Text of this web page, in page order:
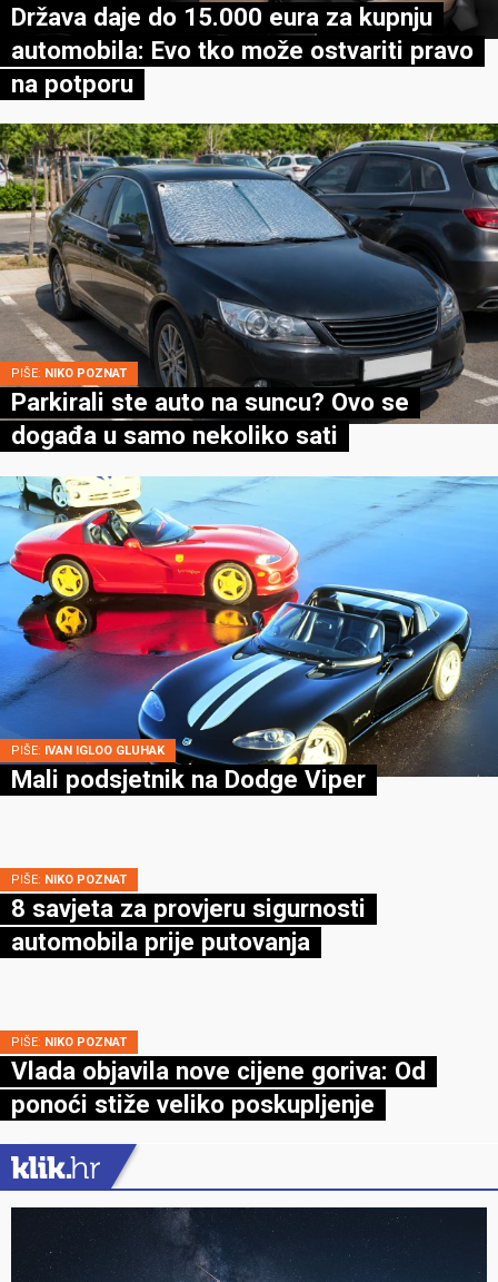
Država daje do 15.000 eura za kupnju
automobila: Evo tko može ostvariti pravo
na potporu
PIŠE: NIKO POZNAT
Parkirali ste auto na suncu? Ovo se
događa u samo nekoliko sati
PIŠE: IVAN IGLOO GLUHAK
Mali podsjetnik na Dodge Viper
PIŠE: NIKO POZNAT
8 savjeta za provjeru sigurnosti
automobila prije putovanja
PIŠE: NIKO POZNAT
Vlada objavila nove cijene goriva: Od
ponoći stiže veliko poskupljenje